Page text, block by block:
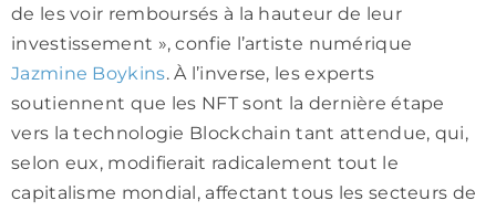
de les voir remboursés à la hauteur de leur
investissement », confie l’artiste numérique
Jazmine Boykins. À l’inverse, les experts
soutiennent que les NFT sont la dernière étape
vers la technologie Blockchain tant attendue, qui,
selon eux, modifierait radicalement tout le
capitalisme mondial, affectant tous les secteurs de